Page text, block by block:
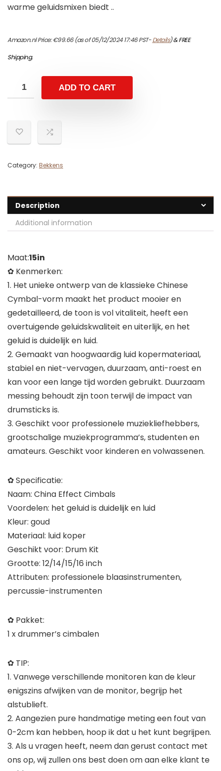
warme geluidsmixen biedt ..
Amazon.nl Price:€99.66(as of 05/12/2024 17:46 PST-Details)&FREE
Shipping.
ADD TO CART
Category: Bekkens
Description
Additional information
Maat:15in
✿ Kenmerken:
1. Het unieke ontwerp van de klassieke Chinese
Cymbal-vorm maakt het product mooier en
gedetailleerd, de toon is vol vitaliteit, heeft een
overtuigende geluidskwaliteit en uiterlijk, en het
geluid is duidelijk en luid.
2. Gemaakt van hoogwaardig luid kopermateriaal,
stabiel en niet-vervagen, duurzaam, anti-roest en
kan voor een lange tijd worden gebruikt. Duurzaam
messing behoudt zijn toon terwijl de impact van
drumsticks is.
3. Geschikt voor professionele muziekliefhebbers,
grootschalige muziekprogramma’s, studenten en
amateurs. Geschikt voor kinderen en volwassenen.
✿ Specificatie:
Naam: China Effect Cimbals
Voordelen: het geluid is duidelijk en luid
Kleur: goud
Materiaal: luid koper
Geschikt voor: Drum Kit
Grootte: 12/14/15/16 inch
Attributen: professionele blaasinstrumenten,
percussie-instrumenten
✿ Pakket:
1 x drummer’s cimbalen
✿ TIP:
1. Vanwege verschillende monitoren kan de kleur
enigszins afwijken van de monitor, begrijp het
alstublieft.
2. Aangezien pure handmatige meting een fout van
0-2cm kan hebben, hoop ik dat u het kunt begrijpen.
3. Als u vragen heeft, neem dan gerust contact met
ons op, wij zullen ons best doen om aan elke klant te